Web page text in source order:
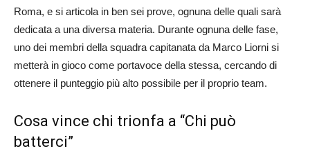
Roma, e si articola in ben sei prove, ognuna delle quali sarà
dedicata a una diversa materia. Durante ognuna delle fase,
uno dei membri della squadra capitanata da Marco Liorni si
metterà in gioco come portavoce della stessa, cercando di
ottenere il punteggio più alto possibile per il proprio team.
Cosa vince chi trionfa a “Chi può
batterci”